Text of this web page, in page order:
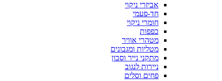
אביזרי ניקוי
חד-פעמי
חומרי ניקוי
כפפות
מטהרי אוויר
מטליות ומגבונים
מתקני נייר וסבון
ניירות לנגוב
פחים וסלים